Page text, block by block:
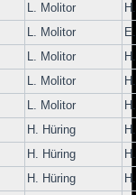
L. Molitor
L. Molitor
L. Molitor
L. Molitor
L. Molitor
H. Hüring
H. Hüring
H. Hüring